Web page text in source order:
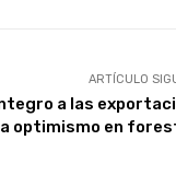
ARTÍCULO
a las
optimismo en